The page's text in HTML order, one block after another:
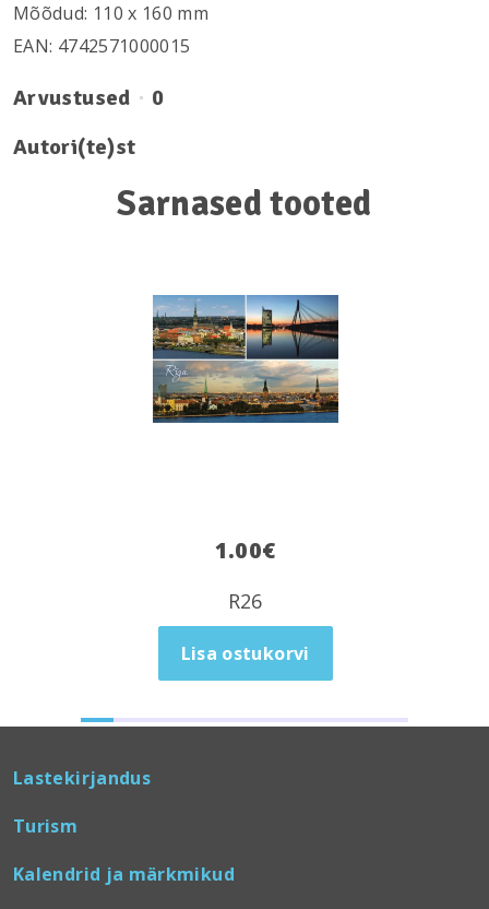
Mõõdud: 110 х 160 mm
EAN: 4742571000015
Arvustused
0
Autori(te)st
Sarnased tooted
1.00€
R26
Lisa ostukorvi
Lastekirjandus
Turism
Kalendrid ja märkmikud